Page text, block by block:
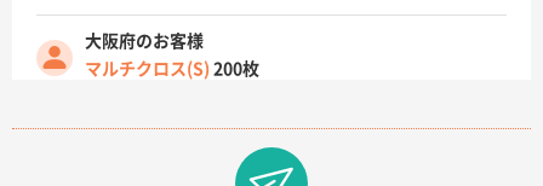
大阪府のお客様
マルチクロス(S) 200枚
原稿データ流用が可能で価格が妥当なこと